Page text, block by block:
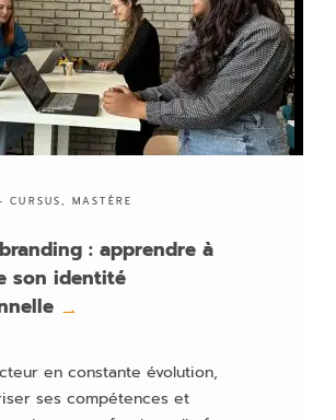
CURSUS,MASTÈRE
: apprendre à
son identité
→
en constante évolution,
ses compétences et